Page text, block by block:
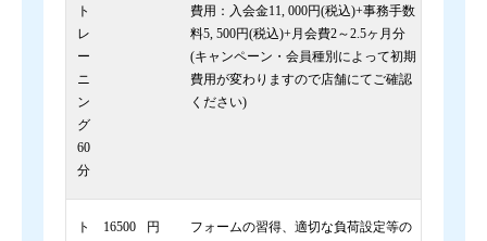
ト
レ
ー
ニ
ン
グ
60
分
費用：入会金11, 000円(税込)+事務手数
料5, 500円(税込)+月会費2～2.5ヶ月分
(キャンペーン・会員種別によって初期
費用が変わりますので店舗にてご確認
ください)
ト
16500
円
フォームの習得、適切な負荷設定等の